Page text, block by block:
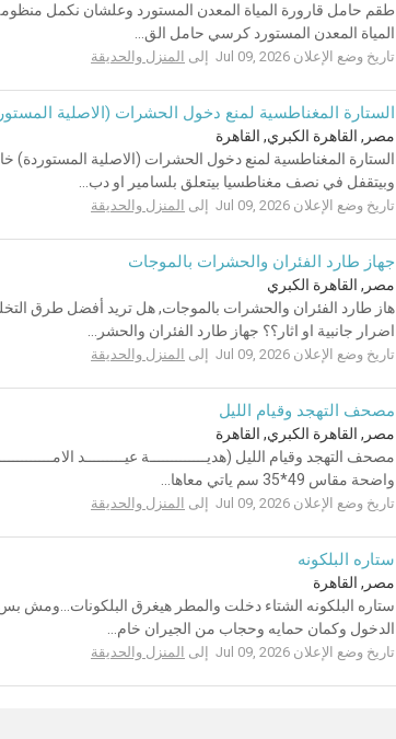
طقم حامل قارورة المياة المعدن المستورد وعلشان نكمل
المياة المعدن المستورد كرسي حامل الق...
تاريخ وضع الإعلان Jul 09, 2026 إلى المنزل والحديقة
الستارة المغناطسية لمنع دخول الحشرات (الاصلية
مصر, القاهرة الكبري, القاهرة
الستارة المغناطسية لمنع دخول الحشرات (الاصلية
وبيتقفل في نصف مغناطسيا بيتعلق بلسامير او دب...
تاريخ وضع الإعلان Jul 09, 2026 إلى المنزل والحديقة
جهاز طارد الفئران والحشرات بالموجات
مصر, القاهرة الكبري
هاز طارد الفئران والحشرات بالموجات, هل تريد أفضل طرق
اضرار جانبية او اثار؟؟ جهاز طارد الفئران والحشر...
تاريخ وضع الإعلان Jul 09, 2026 إلى المنزل والحديقة
مصحف التهجد وقيام الليل
مصر, القاهرة الكبري, القاهرة
مصحف التهجد وقيام الليل (هديـــــــــــــة عيـــــــــد
واضحة مقاس 49*35 سم ياتي معاها...
تاريخ وضع الإعلان Jul 09, 2026 إلى المنزل والحديقة
ستاره البلكونه
مصر, القاهرة
ستاره البلكونه الشتاء دخلت والمطر هيغرق
الدخول وكمان حمايه وحجاب من الجيران خام...
تاريخ وضع الإعلان Jul 09, 2026 إلى المنزل والحديقة